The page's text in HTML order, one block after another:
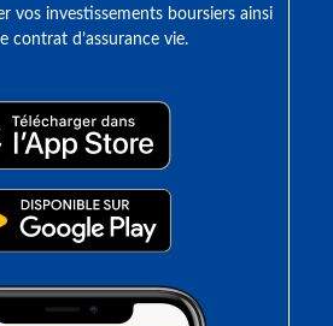
vos investissements boursiers ainsi
contrat d’assurance vie.